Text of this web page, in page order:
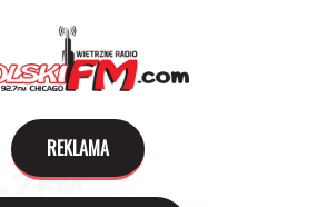
REKLAMA